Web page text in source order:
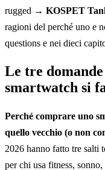
rugged → KOSPET
ragioni del perché uno e
questions e nei dieci
Le tre
smartwatch si
Perché comprare uno
quello vecchio (o non
2026 hanno fatto tre salti
per chi usa fitness,